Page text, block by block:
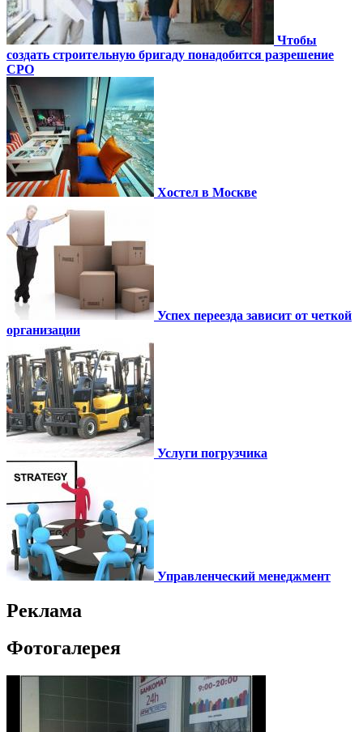
Чтобы
создать строительную бригаду понадобится разрешение
СРО
Хостел в Москве
Успех переезда зависит от четкой
организации
Услуги погрузчика
Управленческий менеджмент
Реклама
Фотогалерея